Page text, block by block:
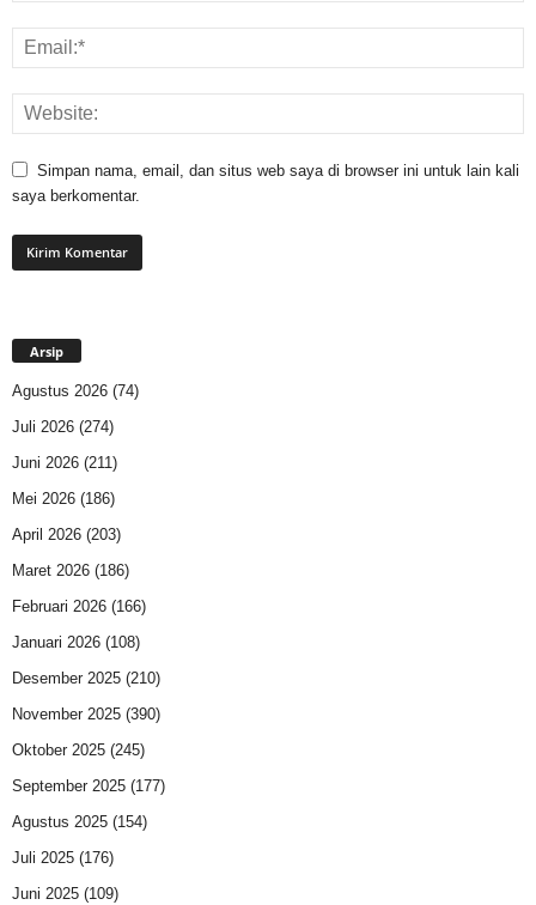
Simpan nama, email, dan situs web saya di browser ini untuk lain kali
saya berkomentar.
Arsip
Agustus 2026 (74)
Juli 2026 (274)
Juni 2026 (211)
Mei 2026 (186)
April 2026 (203)
Maret 2026 (186)
Februari 2026 (166)
Januari 2026 (108)
Desember 2025 (210)
November 2025 (390)
Oktober 2025 (245)
September 2025 (177)
Agustus 2025 (154)
Juli 2025 (176)
Juni 2025 (109)